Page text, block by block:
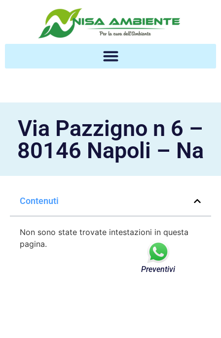
Via Pazzigno n 6 –
80146 Napoli – Na
Contenuti
Non sono state trovate intestazioni in questa
pagina.
Preventivi